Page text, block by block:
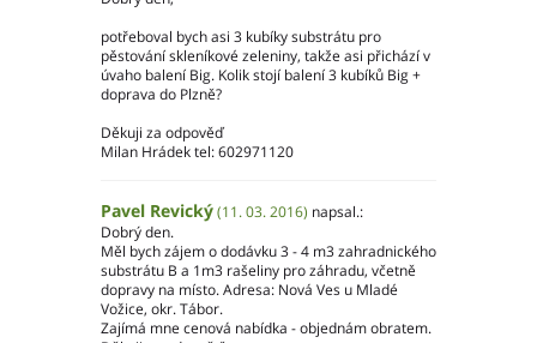
potřeboval bych asi 3 kubíky substrátu pro
pěstování skleníkové zeleniny, takže asi přichází v
úvaho balení Big. Kolik stojí balení 3 kubíků Big +
doprava do Plzně?
Děkuji za odpověď
Milan Hrádek tel: 602971120
Pavel Revický(11. 03. 2016) napsal.:
Dobrý den.
Měl bych zájem o dodávku 3 - 4 m3 zahradnického
substrátu B a 1m3 rašeliny pro záhradu, včetně
dopravy na místo. Adresa: Nová Ves u Mladé
Vožice, okr. Tábor.
Zajímá mne cenová nabídka - objednám obratem.